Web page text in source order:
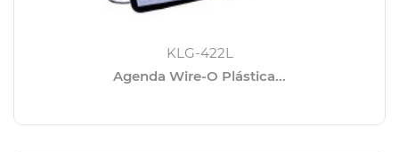
KLG-422L
Agenda Wire-O Plástica...